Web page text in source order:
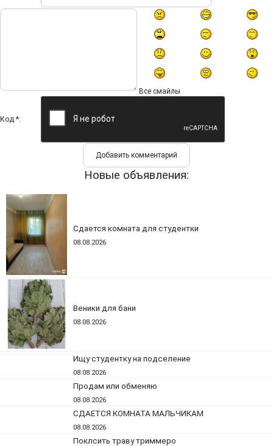
Все смайлы
Код *:
Новые объявления:
Сдается комната для студентки
08.08.2026
Веники для бани
08.08.2026
Ищу студентку на подселение
08.08.2026
Продам или обменяю
08.08.2026
СДАЕТСЯ КОМНАТА МАЛЬЧИКАМ
08.08.2026
Поклсить траву триммеро